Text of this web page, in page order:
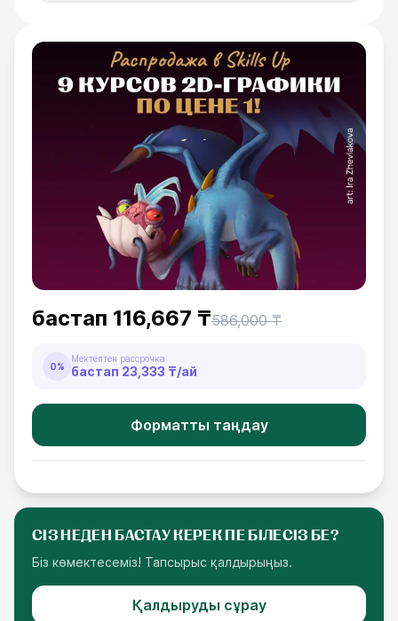
бастап 116,667 ₸586,000 ₸
0%
Мектептен рассрочка
бастап 23,333 ₸/ай
Форматты таңдау
СІЗ НЕДЕН БАСТАУ КЕРЕК ПЕ БІЛЕСІЗ БЕ?
Біз көмектесеміз! Тапсырыс қалдырыңыз.
Қалдыруды сұрау